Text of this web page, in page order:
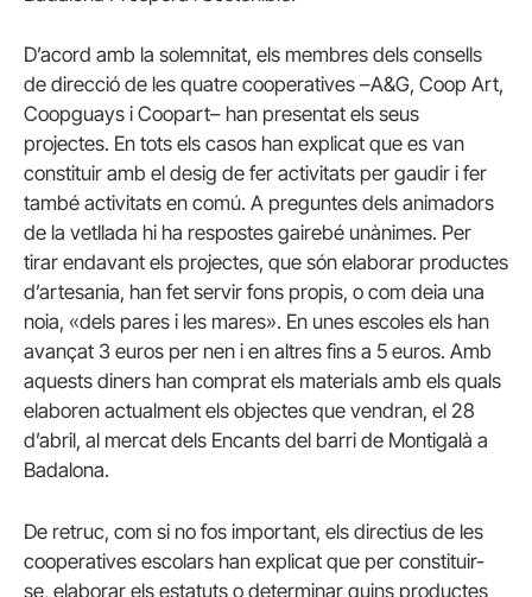
D’acord amb la solemnitat, els membres dels consells
de direcció de les quatre cooperatives –A&G, Coop Art,
Coopguays i Coopart– han presentat els seus
projectes. En tots els casos han explicat que es van
constituir amb el desig de fer activitats per gaudir i fer
també activitats en comú. A preguntes dels animadors
de la vetllada hi ha respostes gairebé unànimes. Per
tirar endavant els projectes, que són elaborar productes
d’artesania, han fet servir fons propis, o com deia una
noia, «dels pares i les mares». En unes escoles els han
avançat 3 euros per nen i en altres fins a 5 euros. Amb
aquests diners han comprat els materials amb els quals
elaboren actualment els objectes que vendran, el 28
d’abril, al mercat dels Encants del barri de Montigalà a
Badalona.
De retruc, com si no fos important, els directius de les
cooperatives escolars han explicat que per constituir-
se, elaborar els estatuts o determinar quins productes